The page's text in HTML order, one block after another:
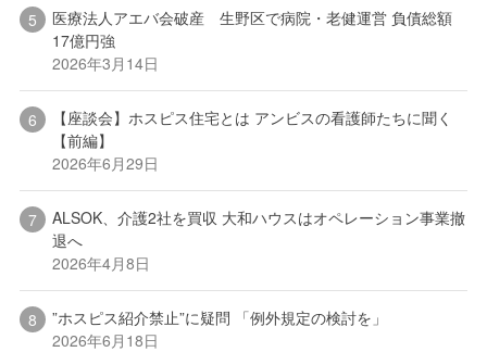
医療法人アエバ会破産 生野区で病院・老健運営 負債総額
17億円強
2026年3月14日
【座談会】ホスピス住宅とは アンビスの看護師たちに聞く
【前編】
2026年6月29日
ALSOK、介護2社を買収 大和ハウスはオペレーション事業撤
退へ
2026年4月8日
”ホスピス紹介禁止”に疑問 「例外規定の検討を」
2026年6月18日